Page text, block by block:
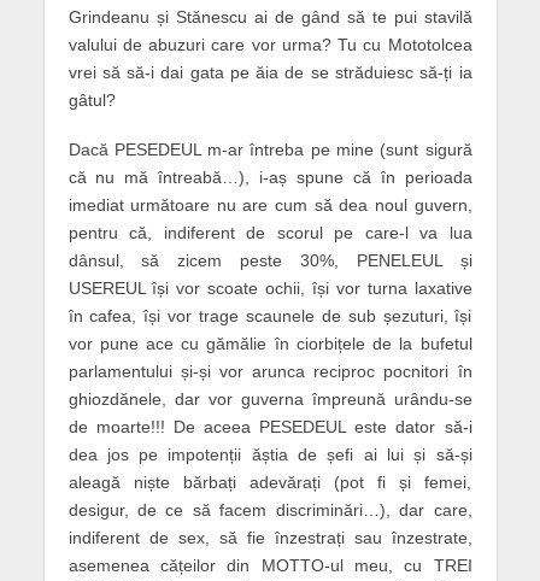
Grindeanu și Stănescu ai de gând să te pui stavilă
valului de abuzuri care vor urma? Tu cu Mototolcea
vrei să să-i dai gata pe ăia de se străduiesc să-ți ia
gâtul?
Dacă PESEDEUL m-ar întreba pe mine (sunt sigură
că nu mă întreabă…), i-aș spune că în perioada
imediat următoare nu are cum să dea noul guvern,
pentru că, indiferent de scorul pe care-l va lua
dânsul, să zicem peste 30%, PENELEUL și
USEREUL își vor scoate ochii, își vor turna laxative
în cafea, își vor trage scaunele de sub șezuturi, își
vor pune ace cu gămălie în ciorbițele de la bufetul
parlamentului și-și vor arunca reciproc pocnitori în
ghiozdănele, dar vor guverna împreună urându-se
de moarte!!! De aceea PESEDEUL este dator să-i
dea jos pe impotenții ăștia de șefi ai lui și să-și
aleagă niște bărbați adevărați (pot fi și femei,
desigur, de ce să facem discriminări…), dar care,
indiferent de sex, să fie înzestrați sau înzestrate,
asemenea cățeilor din MOTTO-ul meu, cu TREI